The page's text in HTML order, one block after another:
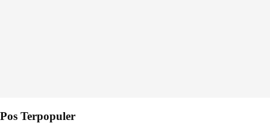
Pos Terpopuler